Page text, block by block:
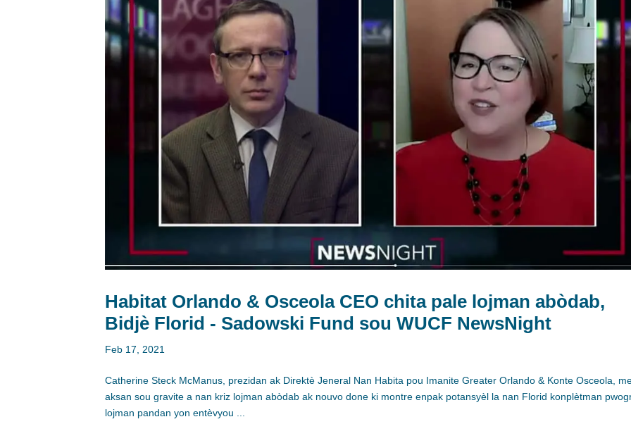
Habitat Orlando & Osceola CEO chita pale lojman abòdab,
Bidjè Florid - Sadowski Fund sou WUCF NewsNight
Feb 17, 2021
Catherine Steck McManus, prezidan ak Direktè Jeneral Nan Habita pou Imanite Greater Orlando & Konte Osceola,
aksan sou gravite a nan kriz lojman abòdab ak nouvo done ki montre enpak potansyèl la nan Florid konplètman
lojman pandan yon entèvyou ...